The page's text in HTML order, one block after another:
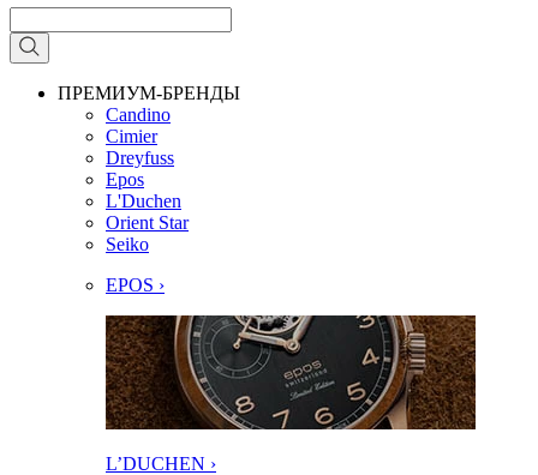
ПРЕМИУМ-БРЕНДЫ
Candino
Cimier
Dreyfuss
Epos
L'Duchen
Orient Star
Seiko
EPOS ›
L’DUCHEN ›